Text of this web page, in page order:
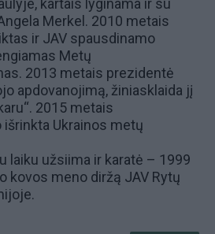
kartais lyginama ir su
Merkel. 2010 metais
ir JAV spausdinamo
Metų
2013 metais prezidentė
apdovanojimą, žiniasklaida jį
2015 metais
išrinkta Ukrainos metų
laiku užsiima ir karatė – 1999
kovos meno diržą JAV Rytų